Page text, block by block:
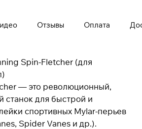
Отзывы Оплата
Spin-Fletcher (для
— это революционный,
станок для быстрой и
спортивных Mylar-перьев
Spider Vanes и др.).
товар
способом
75% будут
каждые 2 недели
черезПЛАЙТ
по купонам не